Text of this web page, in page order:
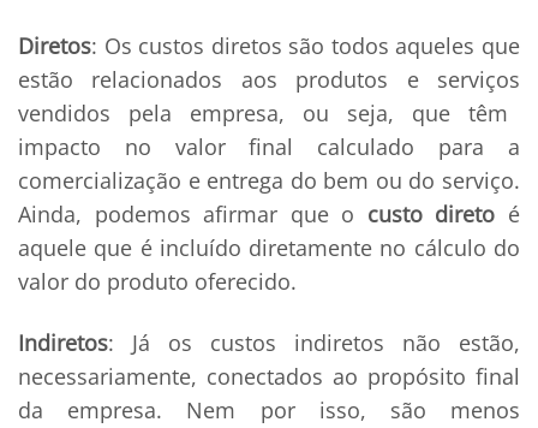
Diretos: Os custos diretos são todos aqueles que
estão relacionados aos produtos e serviços
vendidos pela empresa, ou seja, que têm
impacto no valor final calculado para a
comercialização e entrega do bem ou do serviço.
Ainda, podemos afirmar que o custo direto é
aquele que é incluído diretamente no cálculo do
valor do produto oferecido.
Indiretos: Já os custos indiretos não estão,
necessariamente, conectados ao propósito final
da empresa. Nem por isso, são menos